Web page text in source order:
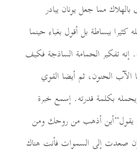
بالهلاك مما جعل يونان يبادر
كثيرا ببساطة بل أقول بغباء حينما
إنه تفكير الحمامة الساذجة فكيف
الآب الحنون، ثم أيضا القوي
بكلمة قدرته. إسمع خبرة
يقول”أين أذهب من روحك ومن
صعدت إلى السموات فأنت هناك